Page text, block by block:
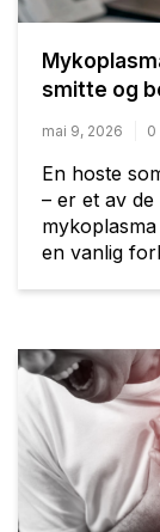
smitte og
mai 9, 2026 0
En hoste
– er et av
en vanlig